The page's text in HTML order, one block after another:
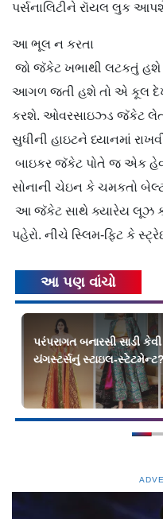
પર્સનાલિટીને રૉયલ લુક
આ ભૂલ ન કરતા
જો જૅકેટ ખભાથી લટકતું હશે
આગળ જતી હશે તો એ કૂલ
કરશે. ઓવરસાઇઝ્ડ જૅકેટ
સુધીની હાઇટને ધ્યાનમાં
બાઇકર જૅકેટ પોતે જ એક
સોનાની ચેઇન કે ચમકતો બેલ્ટ
આ જૅકેટ સાથે ક્યારેય લૂઝ
પહેરો. નીચે સ્લિમ-ફિટ કે
આ પણ વાંચો
પરંપરાગત બનારસી સાડી
યંગસ્ટર્સનું સ્ટાઇલ-સ્ટેટમેન્ટ?